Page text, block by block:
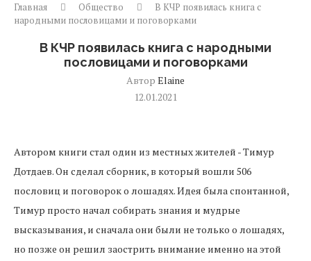
Главная Общество
В КЧР появилась книга с
народными пословицами и поговорками
В КЧР появилась книга с народными
пословицами и поговорками
Автор Elaine
12.01.2021
Автором книги стал один из местных жителей - Тимур
Дотдаев. Он сделал сборник, в который вошли 506
пословиц и поговорок о лошадях. Идея была спонтанной,
Тимур просто начал собирать знания и мудрые
высказывания, и сначала они были не только о лошадях,
но позже он решил заострить внимание именно на этой